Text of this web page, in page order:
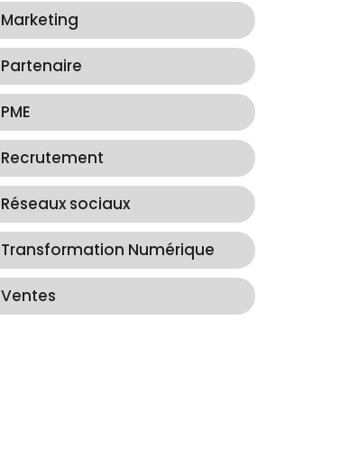
Marketing
Partenaire
PME
Recrutement
Réseaux sociaux
Transformation Numérique
Ventes